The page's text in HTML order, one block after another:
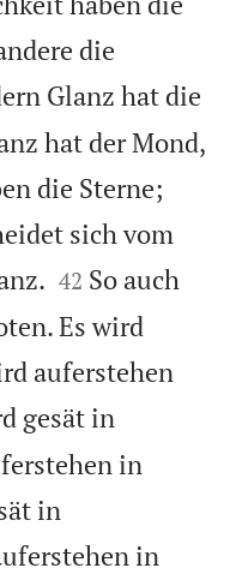
die
Glanz hat die
hat der Mond,
die Sterne;
sich vom


42 So auch
Es wird
auferstehen
gesät in
in
in
in